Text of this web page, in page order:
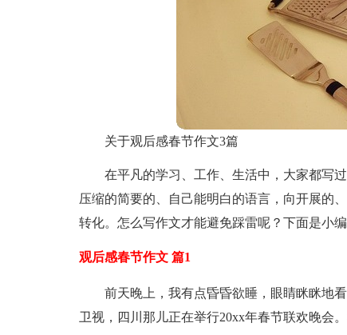
关于观后感春节作文3篇
在平凡的学习、工作、生活中，大家都写
压缩的简要的、自己能明白的语言，向开展的
转化。怎么写作文才能避免踩雷呢？下面是小
观后感春节作文 篇1
前天晚上，我有点昏昏欲睡，眼睛眯眯地
卫视，四川那儿正在举行20xx年春节联欢晚会